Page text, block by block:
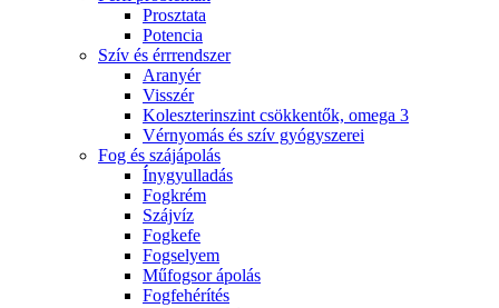
Prosztata
Potencia
Szív és érrrendszer
Aranyér
Visszér
Koleszterinszint csökkentők, omega 3
Vérnyomás és szív gyógyszerei
Fog és szájápolás
Í́nygyulladás
Fogkrém
Szájvíz
Fogkefe
Fogselyem
Műfogsor ápolás
Fogfehérítés